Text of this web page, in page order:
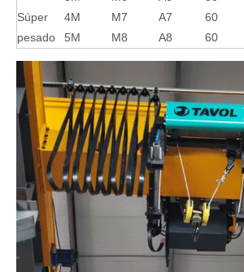
Súper
pesado
4M M7 A7 60
5M
M8 A8 60